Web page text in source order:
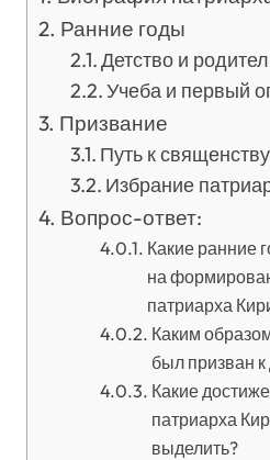
Ранние годы
Детство и
Учеба и первый
Призвание
Путь к священству
Избрание
Вопрос-ответ:
Какие ранние
на
патриарха
Каким
был призван
Какие
патриарха
выделить?